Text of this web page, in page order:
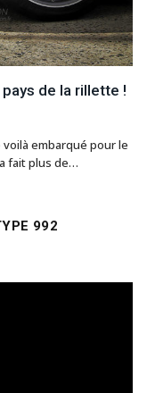
de la rillette !
voilà embarqué pour le
fait plus de…
992